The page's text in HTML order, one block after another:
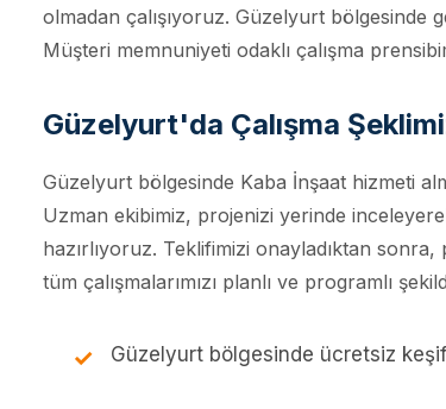
olmadan çalışıyoruz. Güzelyurt bölgesinde
Müşteri memnuniyeti odaklı çalışma
Güzelyurt'da Çalışma
Güzelyurt bölgesinde Kaba İnşaat hizmeti
Uzman ekibimiz, projenizi yerinde
hazırlıyoruz. Teklifimizi onayladıktan
tüm çalışmalarımızı planlı ve programlı
Güzelyurt bölgesinde ücretsiz